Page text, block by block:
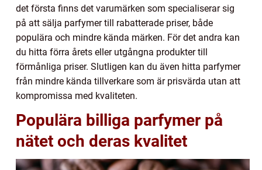
det första finns det varumärken som specialiserar sig
på att sälja parfymer till rabatterade priser, både
populära och mindre kända märken. För det andra kan
du hitta förra årets eller utgångna produkter till
förmånliga priser. Slutligen kan du även hitta parfymer
från mindre kända tillverkare som är prisvärda utan att
kompromissa med kvaliteten.
Populära billiga parfymer på
nätet och deras kvalitet